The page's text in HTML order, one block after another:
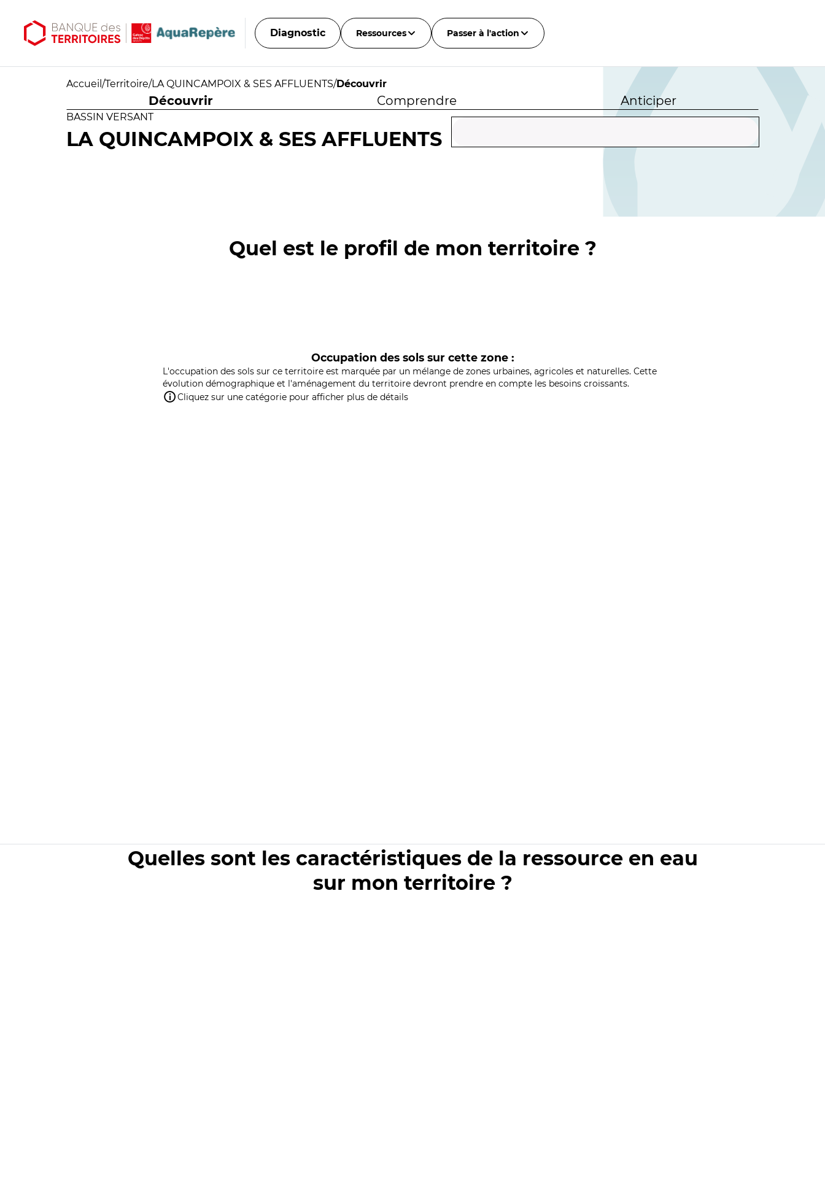
Diagnostic Ressources Passer à l'action
Accueil /Territoire/LA QUINCAMPOIX & SES AFFLUENTS/Découvrir
Découvrir Comprendre Anticiper
BASSIN VERSANT
LA QUINCAMPOIX & SES AFFLUENTS
Quel est le profil de mon territoire ?
Occupation des sols sur cette zone :
L'occupation des sols sur ce territoire est marquée par un mélange de zones urbaines, agricoles et naturelles. Cette
évolution démographique et l'aménagement du territoire devront prendre en compte les besoins croissants.
Cliquez sur une catégorie pour afficher plus de détails
Quelles sont les caractéristiques de la ressource en eau
sur mon territoire ?